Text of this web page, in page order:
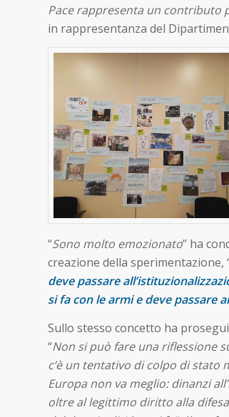
Pace rappresenta un contributo
in rappresentanza del
“Sono molto emozionato” ha
creazione della sperimentazione,
deve passare
si fa con le armi e deve passare
Sullo stesso concetto ha
“Non si può fare una riflessione
c’è un tentativo di colpo di stato
Europa non va meglio: dinanzi
oltre al legittimo diritto alla